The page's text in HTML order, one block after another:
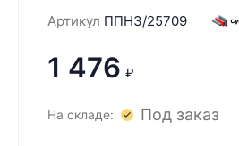
Артикул ППН3/25709
1 476 ₽
На складе: Под заказ